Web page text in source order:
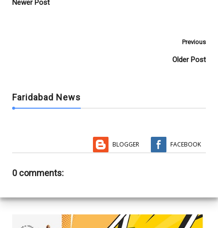
k
Newer Post
Previous
Older Post
Faridabad News
BLOGGER FACEBOOK
0 comments: